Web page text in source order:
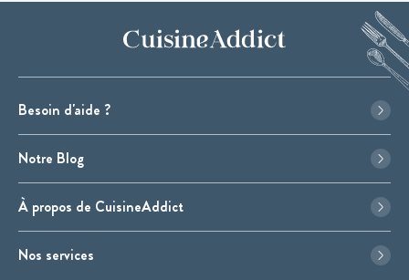
Besoin d'aide ?
Notre Blog
À propos de CuisineAddict
Nos services